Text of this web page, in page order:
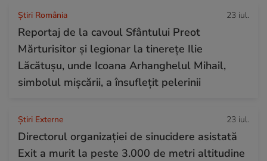
Știri România 23 iul.
Reportaj de la cavoul Sfântului Preot
Mărturisitor și legionar la tinerețe Ilie
Lăcătușu, unde Icoana Arhanghelul Mihail,
simbolul mișcării, a însuflețit pelerinii
Știri Externe 23 iul.
Directorul organizației de sinucidere asistată
Exit a murit la peste 3.000 de metri altitudine